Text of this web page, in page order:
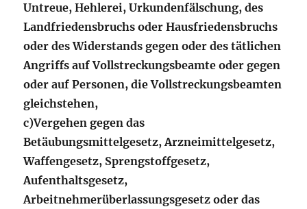
Untreue, Hehlerei, Urkundenfälschung, des
Landfriedensbruchs oder Hausfriedensbruchs
oder des Widerstands gegen oder des tätlichen
Angriffs auf Vollstreckungsbeamte oder gegen
oder auf Personen, die Vollstreckungsbeamten
gleichstehen,
c)Vergehen gegen das
Betäubungsmittelgesetz, Arzneimittelgesetz,
Waffengesetz, Sprengstoffgesetz,
Aufenthaltsgesetz,
Arbeitnehmerüberlassungsgesetz oder das